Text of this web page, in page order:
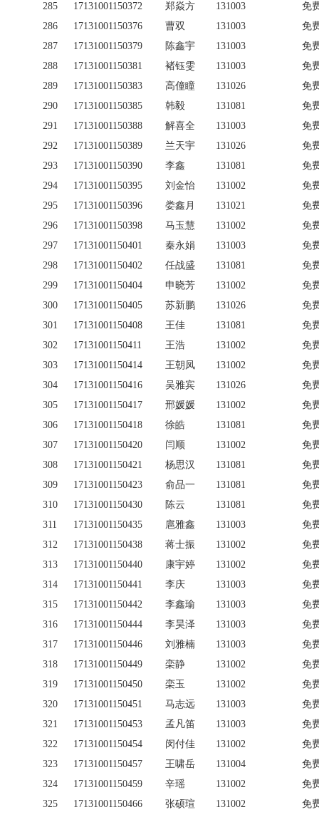
285
17131001150372 郑焱方 131003
免
286
17131001150376 曹双 131003
免
287
17131001150379 陈鑫宇 131003
免
288
17131001150381 褚钰雯 131003
免
289
17131001150383 高僮瞳 131026
免
290
17131001150385 韩毅 131081
免
291
17131001150388 解喜全 131003
免
292
17131001150389 兰天宇 131026
免
293
17131001150390 李鑫 131081
免
294
17131001150395 刘金怡 131002
免
295
17131001150396 娄鑫月 131021
免
296
17131001150398 马玉慧 131002
免
297
17131001150401 秦永娟 131003
免
298
17131001150402 任战盛 131081
免
299
17131001150404 申晓芳 131002
免
300
17131001150405 苏新鹏 131026
免
301
17131001150408 王佳 131081
免
302
17131001150411 王浩 131002
免
303
17131001150414 王朝凤 131002
免
304
17131001150416 吴雅宾 131026
免
305
17131001150417 邢媛媛 131002
免
306
17131001150418 徐皓 131081
免
307
17131001150420 闫顺 131002
免
308
17131001150421 杨思汉 131081
免
309
17131001150423 俞品一 131081
免
310
17131001150430 陈云 131081
免
311
17131001150435 扈雅鑫 131003
免
312
17131001150438 蒋士振 131002
免
313
17131001150440 康宇婷 131002
免
314
17131001150441 李庆 131003
免
315
17131001150442 李鑫瑜 131003
免
316
17131001150444 李昊泽 131003
免
317
17131001150446 刘雅楠 131003
免
318
17131001150449 栾静 131002
免
319
17131001150450 栾玉 131002
免
320
17131001150451 马志远 131003
免
321
17131001150453 孟凡笛 131003
免
322
17131001150454 闵付佳 131002
免
323
17131001150457 王啸岳 131004
免
324
17131001150459 辛瑶 131002
免
325
17131001150466 张硕瑄 131002
免